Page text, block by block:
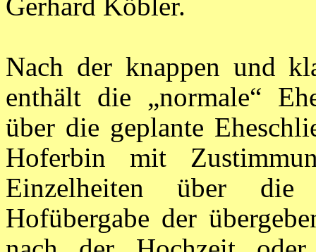
Nach der knappen und
enthält die „normale“
über die geplante
Hoferbin mit
Einzelheiten über
Hofübergabe der